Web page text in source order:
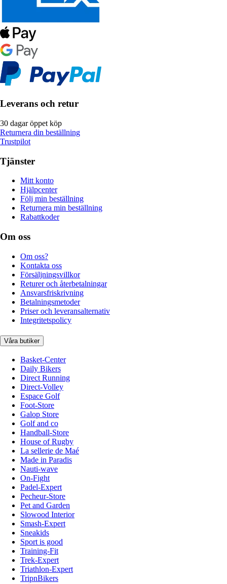
Leverans och retur
30 dagar öppet köp
Returnera din beställning
Trustpilot
Tjänster
Mitt konto
Hjälpcenter
Följ min beställning
Returnera min beställning
Rabattkoder
Om oss
Om oss?
Kontakta oss
Försäljningsvillkor
Returer och återbetalningar
Ansvarsfriskrivning
Betalningsmetoder
Priser och leveransalternativ
Integritetspolicy
Våra butiker
Basket-Center
Daily Bikers
Direct Running
Direct-Volley
Espace Golf
Foot-Store
Galop Store
Golf and co
Handball-Store
House of Rugby
La sellerie de Maé
Made in Paradis
Nauti-wave
On-Fight
Padel-Expert
Pecheur-Store
Pet and Garden
Slowood Interior
Smash-Expert
Sneakids
Sport is good
Training-Fit
Trek-Expert
Triathlon-Expert
TripnBikers